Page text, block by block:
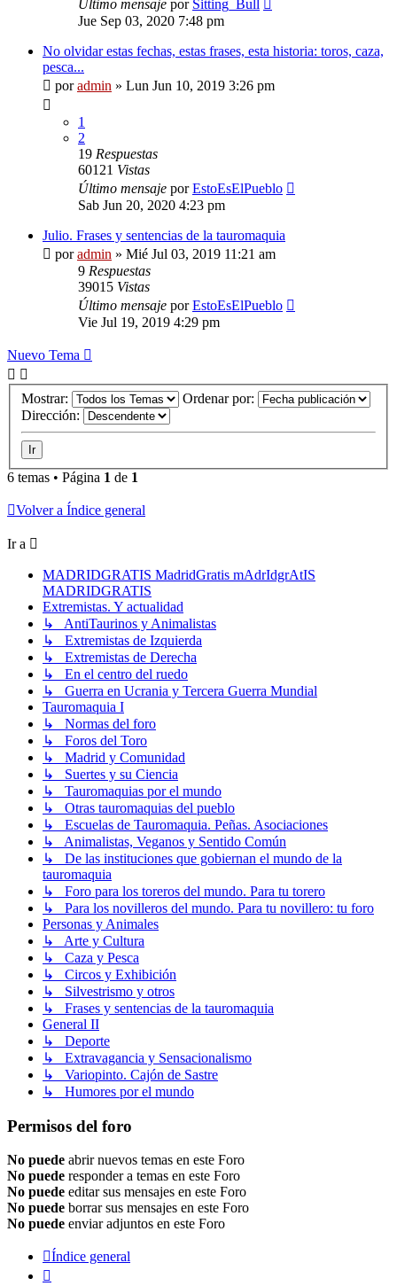
Último mensaje por Sitting_Bull
Jue Sep 03, 2020 7:48 pm
No olvidar estas fechas, estas frases, esta historia: toros, caza,
pesca...
poradmin » Lun Jun 10, 2019 3:26 pm
1
2
19 Respuestas
60121 Vistas
Último mensaje porEstoEsElPueblo
Sab Jun 20, 2020 4:23 pm
Julio. Frases y sentencias de la tauromaquia
poradmin » Mié Jul 03, 2019 11:21 am
9 Respuestas
39015 Vistas
Último mensaje porEstoEsElPueblo
Vie Jul 19, 2019 4:29 pm
Nuevo Tema
Mostrar:
Ordenar por:
Dirección:
6 temas • Página 1 de 1
Volver a Índice general
Ir a
MADRIDGRATIS MadridGratis mAdrIdgrAtIS
MADRIDGRATIS
Extremistas. Y actualidad
↳ AntiTaurinos y Animalistas
↳ Extremistas de Izquierda
↳ Extremistas de Derecha
↳ En el centro del ruedo
↳ Guerra en Ucrania y Tercera Guerra Mundial
Tauromaquia I
↳ Normas del foro
↳ Foros del Toro
↳ Madrid y Comunidad
↳ Suertes y su Ciencia
↳ Tauromaquias por el mundo
↳ Otras tauromaquias del pueblo
↳ Escuelas de Tauromaquia. Peñas. Asociaciones
↳ Animalistas, Veganos y Sentido Común
↳ De las instituciones que gobiernan el mundo de la
tauromaquia
↳ Foro para los toreros del mundo. Para tu torero
↳ Para los novilleros del mundo. Para tu novillero: tu foro
Personas y Animales
↳ Arte y Cultura
↳ Caza y Pesca
↳ Circos y Exhibición
↳ Silvestrismo y otros
↳ Frases y sentencias de la tauromaquia
General II
↳ Deporte
↳ Extravagancia y Sensacionalismo
↳ Variopinto. Cajón de Sastre
↳ Humores por el mundo
Permisos del foro
No puede abrir nuevos temas en este Foro
No puede responder a temas en este Foro
No puede editar sus mensajes en este Foro
No puede borrar sus mensajes en este Foro
No puede enviar adjuntos en este Foro
Índice general